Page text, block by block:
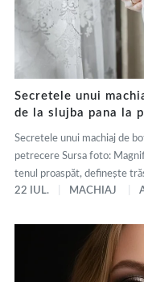
Secretele unui
de la slujba pana la
Secretele unui machiaj de
petrecere Sursa foto:
tenul proaspăt, definește
22 IUL.
MACHIAJ